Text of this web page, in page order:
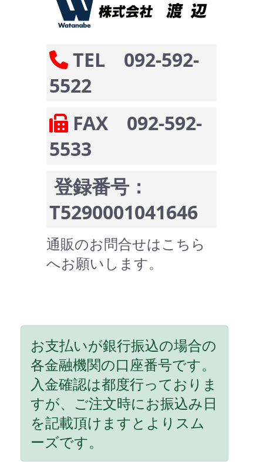
TEL 092-592-
5522
FAX 092-592-
5533
登録番号：
T5290001041646
通販のお問合せはこちら
へお願いします。
お支払いが銀行振込の場合の
各金融機関の口座番号です。
入金確認は都度行っておりま
すが、ご注文時にお振込み日
を記載頂けますとよりスム
ーズです。